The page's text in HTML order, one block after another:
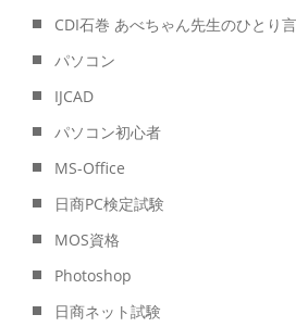
CDI石巻 あべちゃん先生のひとり
パソコン
IJCAD
パソコン初心者
MS-Office
日商PC検定試験
MOS資格
Photoshop
日商ネット試験